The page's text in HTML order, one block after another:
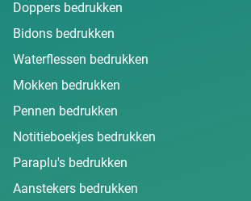
Doppers bedrukken
Bidons bedrukken
Waterflessen bedrukken
Mokken bedrukken
Pennen bedrukken
Notitieboekjes bedrukken
Paraplu's bedrukken
Aanstekers bedrukken